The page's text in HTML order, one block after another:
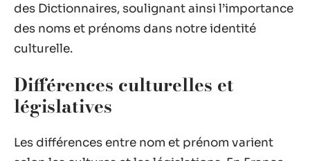
des Dictionnaires, soulignant ainsi l’importance
des noms et prénoms dans notre identité
culturelle.
Différences culturelles et
législatives
Les différences entre nom et prénom varient